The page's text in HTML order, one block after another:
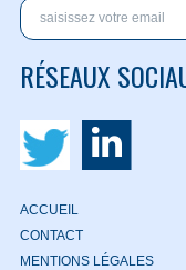
RÉSEAUX
ACCUEIL
CONTACT
MENTIONS LÉGALES